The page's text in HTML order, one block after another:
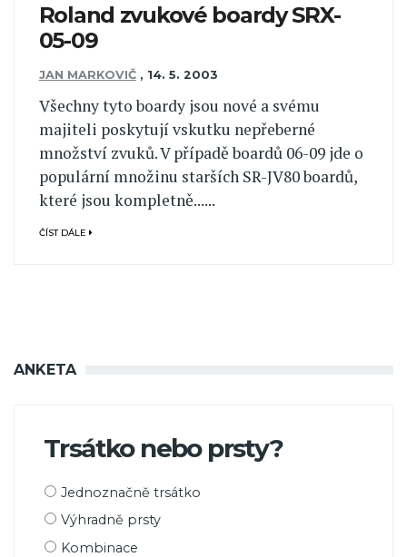
Roland zvukové boardy SRX-
05-09
JAN MARKOVIČ , 14. 5. 2003
Všechny tyto boardy jsou nové a svému
majiteli poskytují vskutku nepřeberné
množství zvuků. V případě boardů 06-09 jde o
populární množinu starších SR-JV80 boardů,
které jsou kompletně......
ČÍST DÁLE
ANKETA
Trsátko nebo prsty?
Možnosti
Jednoznačně trsátko
Výhradně prsty
Kombinace